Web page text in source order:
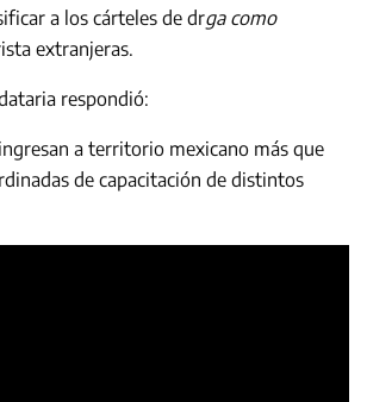
a los cárteles de drga como
extranjeras.
respondió:
a territorio mexicano más que
de capacitación de distintos